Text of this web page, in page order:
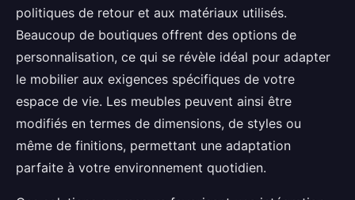
politiques de retour et aux matériaux utilisés.
Beaucoup de boutiques offrent des options de
personnalisation, ce qui se révèle idéal pour adapter
le mobilier aux exigences spécifiques de votre
espace de vie. Les meubles peuvent ainsi être
modifiés en termes de dimensions, de styles ou
même de finitions, permettant une adaptation
parfaite à votre environnement quotidien.